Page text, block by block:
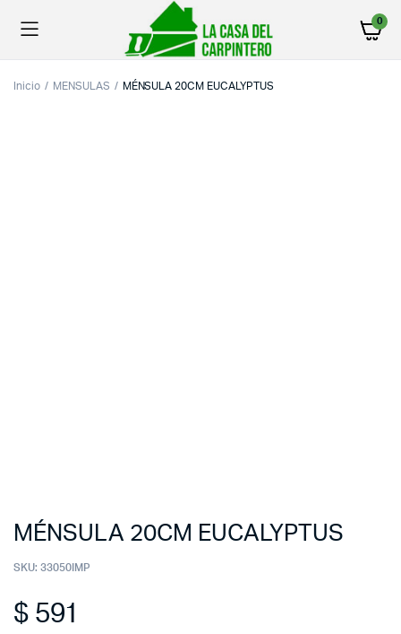
0
Inicio MENSULAS MÉNSULA 20CM EUCALYPTUS
MÉNSULA 20CM EUCALYPTUS
SKU: 33050IMP
$591